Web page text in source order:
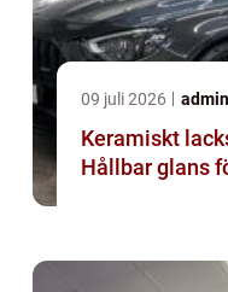
09 juli 2026 admin
Keramiskt
Hållbar glans